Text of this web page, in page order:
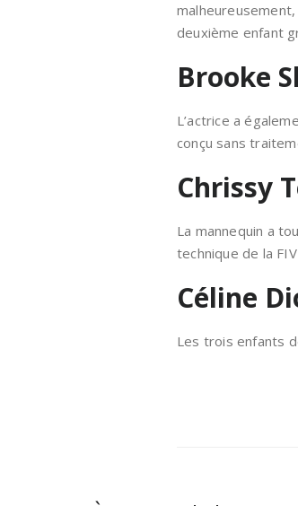
malheureusement,
deuxième enfant
Brooke
L’actrice a
conçu sans
Chrissy
La mannequin a
technique de la
Céline
Les trois enfants